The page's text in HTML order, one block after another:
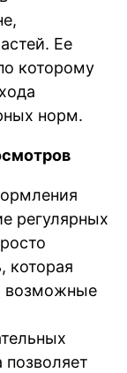
Ее
которому
норм.
регулярных
которая
возможные